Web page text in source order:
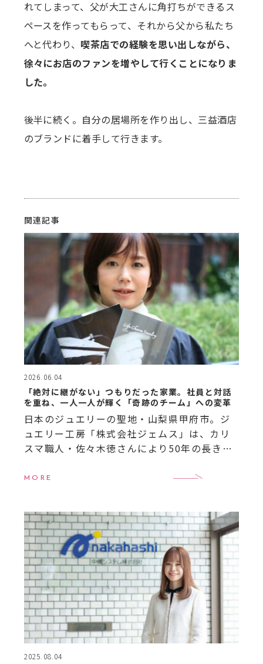
れてしまって、父が大工さんに角打ちができるス
ペースを作ってもらって、それから父から私たち
へと代わり、 喫茶店での経験を思い出しながら、
徐々にお店のファンを増やして行くことになりま
した。
後半に続く。自分の居場所を作り出し、三益酒店
のブランドに着手して行きます。
関連記事
2026.06.04
「絶対に継がない」つもりだった家業。社員と対話
を重ね、一人一人が輝く「奇跡のチーム」への変革
日本のジュエリーの聖地・山梨県甲府市。ジ
ュエリー工房「株式会社ジェムス」は、カリ
スマ職人・佐々木徳さんにより50年の長きに
してきました。そのジェムスを2025年3月に
MORE
2025.08.04